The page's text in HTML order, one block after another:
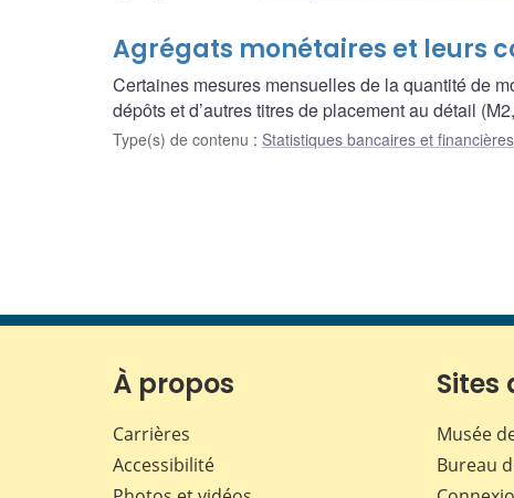
Agrégats monétaires et leurs
Certaines mesures mensuelles de la quantité de
dépôts et d’autres titres de placement au détail
Type(s) de contenu : Statistiques bancaires et financières
À propos
Carrières
Accessibilité
Sites
Musée
Bureau